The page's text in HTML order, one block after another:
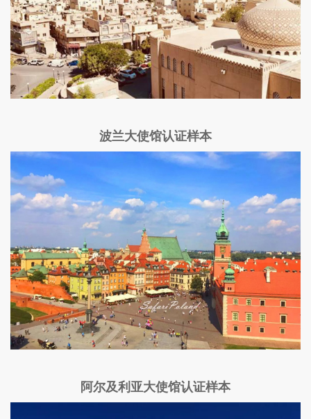
波兰大使馆认证样本
阿尔及利亚大使馆认证样本